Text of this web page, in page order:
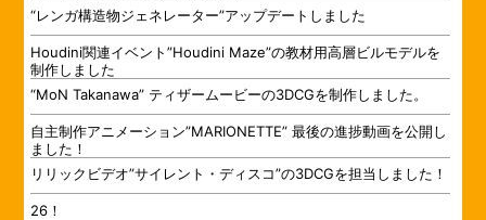
“レンガ構造物ジェネレーター”アップデートしました
Houdini関連イベント”Houdini Maze”の教材用高層ビルモデルを
制作しました
“MoN Takanawa” ティザームービーの3DCGを制作しました。
自主制作アニメーション”MARIONETTE” 最後の進捗動画を公開し
ました！
リリックビデオ”サイレント・ディスコ”の3DCGを担当しました！
26！